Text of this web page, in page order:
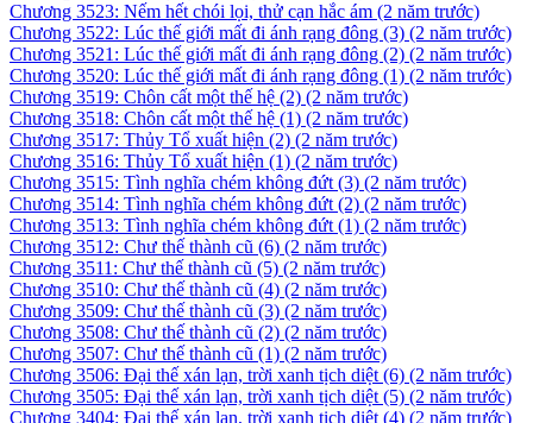
Chương 3523: Nếm hết chói lọi, thử cạn hắc ám (2 năm trước)
Chương 3522: Lúc thế giới mất đi ánh rạng đông (3) (2 năm trước)
Chương 3521: Lúc thế giới mất đi ánh rạng đông (2) (2 năm trước)
Chương 3520: Lúc thế giới mất đi ánh rạng đông (1) (2 năm trước)
Chương 3519: Chôn cất một thế hệ (2) (2 năm trước)
Chương 3518: Chôn cất một thế hệ (1) (2 năm trước)
Chương 3517: Thủy Tổ xuất hiện (2) (2 năm trước)
Chương 3516: Thủy Tổ xuất hiện (1) (2 năm trước)
Chương 3515: Tình nghĩa chém không đứt (3) (2 năm trước)
Chương 3514: Tình nghĩa chém không đứt (2) (2 năm trước)
Chương 3513: Tình nghĩa chém không đứt (1) (2 năm trước)
Chương 3512: Chư thế thành cũ (6) (2 năm trước)
Chương 3511: Chư thế thành cũ (5) (2 năm trước)
Chương 3510: Chư thế thành cũ (4) (2 năm trước)
Chương 3509: Chư thế thành cũ (3) (2 năm trước)
Chương 3508: Chư thế thành cũ (2) (2 năm trước)
Chương 3507: Chư thế thành cũ (1) (2 năm trước)
Chương 3506: Đại thế xán lạn, trời xanh tịch diệt (6) (2 năm trước)
Chương 3505: Đại thế xán lạn, trời xanh tịch diệt (5) (2 năm trước)
Chương 3404: Đại thế xán lạn, trời xanh tịch diệt (4) (2 năm trước)